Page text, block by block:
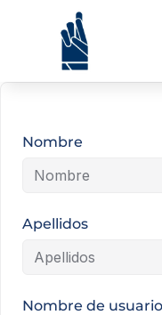
Nombre
Apellidos
Nombre de usuario